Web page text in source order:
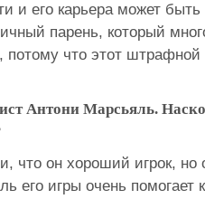
и его карьера может
парень, который
потому что этот
Антони Марсьяль.
что он хороший игрок, но
его игры очень